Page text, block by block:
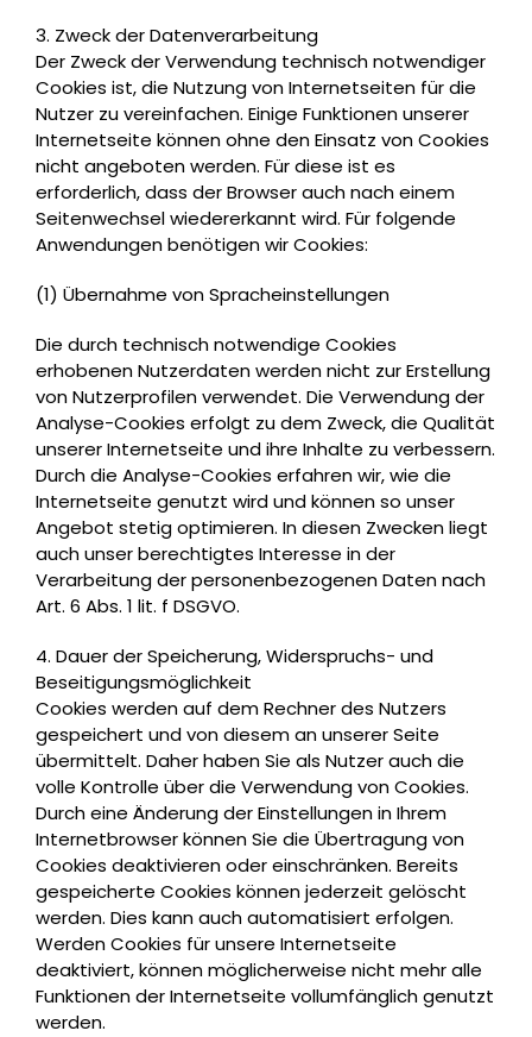
3. Zweck der Datenverarbeitung
Der Zweck der Verwendung technisch notwendiger
Cookies ist, die Nutzung von Internetseiten für die
Nutzer zu vereinfachen. Einige Funktionen unserer
Internetseite können ohne den Einsatz von Cookies
nicht angeboten werden. Für diese ist es
erforderlich, dass der Browser auch nach einem
Seitenwechsel wiedererkannt wird. Für folgende
Anwendungen benötigen wir Cookies:
(1) Übernahme von Spracheinstellungen
Die durch technisch notwendige Cookies
erhobenen Nutzerdaten werden nicht zur Erstellung
von Nutzerprofilen verwendet. Die Verwendung der
Analyse-Cookies erfolgt zu dem Zweck, die Qualität
unserer Internetseite und ihre Inhalte zu verbessern.
Durch die Analyse-Cookies erfahren wir, wie die
Internetseite genutzt wird und können so unser
Angebot stetig optimieren. In diesen Zwecken liegt
auch unser berechtigtes Interesse in der
Verarbeitung der personenbezogenen Daten nach
Art. 6 Abs. 1 lit. f DSGVO.
4. Dauer der Speicherung, Widerspruchs- und
Beseitigungsmöglichkeit
Cookies werden auf dem Rechner des Nutzers
gespeichert und von diesem an unserer Seite
übermittelt. Daher haben Sie als Nutzer auch die
volle Kontrolle über die Verwendung von Cookies.
Durch eine Änderung der Einstellungen in Ihrem
Internetbrowser können Sie die Übertragung von
Cookies deaktivieren oder einschränken. Bereits
gespeicherte Cookies können jederzeit gelöscht
werden. Dies kann auch automatisiert erfolgen.
Werden Cookies für unsere Internetseite
deaktiviert, können möglicherweise nicht mehr alle
Funktionen der Internetseite vollumfänglich genutzt
werden.